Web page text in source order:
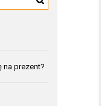
na prezent?